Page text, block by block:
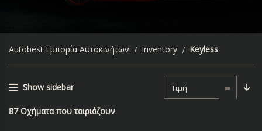
Autobest Εμπορία Αυτοκινήτων Inventory Keyless
Show sidebar Τιμή
87 Οχήματα που ταιριάζουν